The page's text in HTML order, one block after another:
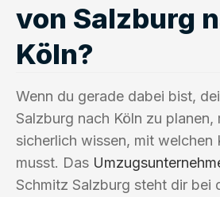
von Salzburg
Köln?
Wenn du gerade dabei bist,
Salzburg nach Köln zu planen,
sicherlich wissen, mit welchen
musst. Das
Schmitz Salzburg steht dir bei